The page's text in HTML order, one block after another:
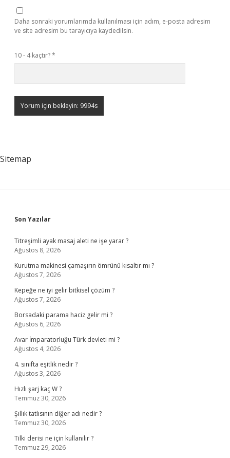
Daha sonraki yorumlarımda kullanılması için adım, e-posta adresim
ve site adresim bu tarayıcıya kaydedilsin.
10 - 4 kaçtır?*
Sitemap
Sidebar
Son Yazılar
Titreşimli ayak masaj aleti ne işe yarar ?
Ağustos 8, 2026
Kurutma makinesi çamaşırın ömrünü kısaltır mı ?
Ağustos 7, 2026
Kepeğe ne iyi gelir bitkisel çözüm ?
Ağustos 7, 2026
Borsadaki parama haciz gelir mi ?
Ağustos 6, 2026
Avar İmparatorluğu Türk devleti mi ?
Ağustos 4, 2026
4. sınıfta eşitlik nedir ?
Ağustos 3, 2026
Hızlı şarj kaç W ?
Temmuz 30, 2026
Şıllık tatlısının diğer adı nedir ?
Temmuz 30, 2026
Tilki derisi ne için kullanılır ?
Temmuz 29, 2026